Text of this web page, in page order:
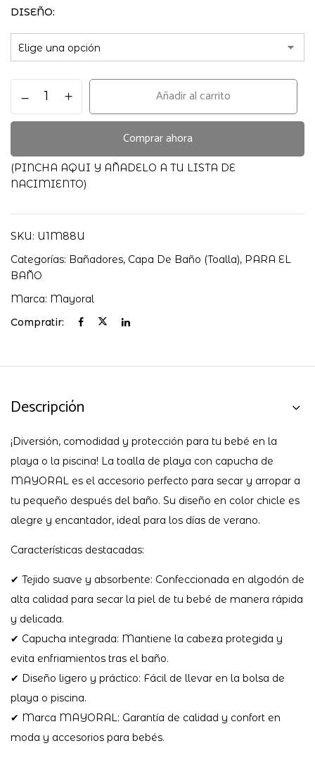
DISEÑO
DE
PLAYA
CON
CAPUCHA
MAYORAL
Añadir al carrito
Comprar ahora
(PINCHA AQUI Y AÑADELO A TU LISTA DE
NACIMIENTO)
SKU: U1M88U
Categorías: Bañadores, Capa De Baño (toalla), PARA EL
BAÑO
Marca: Mayoral
Compratir:
Descripción
¡Diversión, comodidad y protección para tu bebé en la
playa o la piscina! La toalla de playa con capucha de
MAYORAL es el accesorio perfecto para secar y arropar a
tu pequeño después del baño. Su diseño en color chicle es
alegre y encantador, ideal para los días de verano.
Características destacadas:
✔ Tejido suave y absorbente: Confeccionada en algodón de
alta calidad para secar la piel de tu bebé de manera rápida
y delicada.
✔ Capucha integrada: Mantiene la cabeza protegida y
evita enfriamientos tras el baño.
✔ Diseño ligero y práctico: Fácil de llevar en la bolsa de
playa o piscina.
✔ Marca MAYORAL: Garantía de calidad y confort en
moda y accesorios para bebés.